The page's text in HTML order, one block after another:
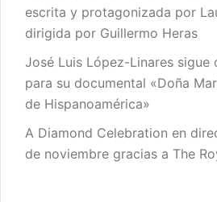
escrita y protagonizada por
dirigida por Guillermo Heras
José Luis López-Linares
para su documental «Doña
de Hispanoamérica»
A Diamond Celebration en
de noviembre gracias a The